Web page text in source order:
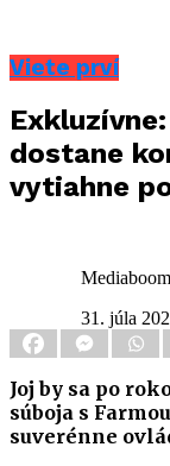
Viete prví
dostane
vytiahne
Mediaboom
31. júla
Joj by sa po
súboja s
suverénne